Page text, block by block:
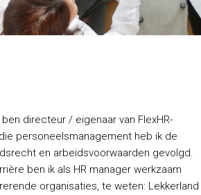
directeur / eigenaar van FlexHR-
personeelsmanagement heb ik de
en arbeidsvoorwaarden gevolgd.
ben ik als HR manager werkzaam
organisaties, te weten: Lekkerland